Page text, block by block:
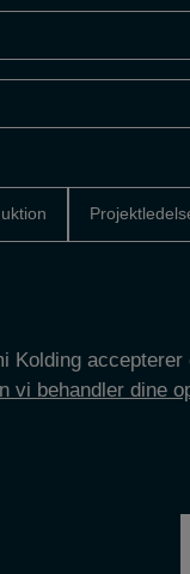
Kolding
vi behandler dine